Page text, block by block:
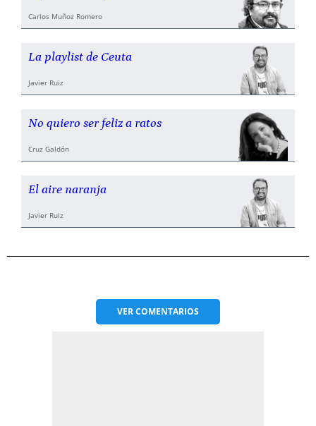
Carlos Muñoz Romero
La playlist de Ceuta
Javier Ruiz
No quiero ser feliz a ratos
Cruz Galdón
El aire naranja
Javier Ruiz
VERCOMENTARIOS